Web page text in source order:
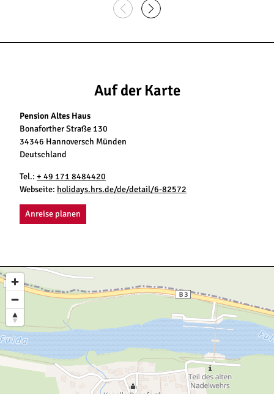
Auf der Karte
Pension Altes Haus
Bonaforther Straße 130
34346 Hannoversch Münden
Deutschland
Tel.: + 49 171 8484420
Webseite: holidays.hrs.de/de/detail/6-82572
Anreise planen